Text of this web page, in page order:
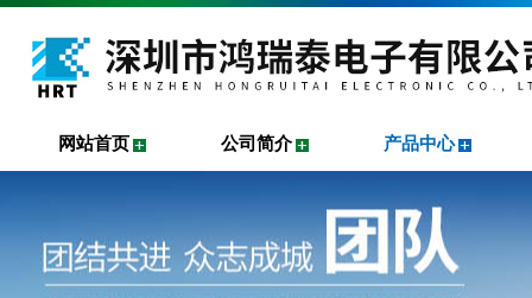
网站首页 公司简介 产品中心